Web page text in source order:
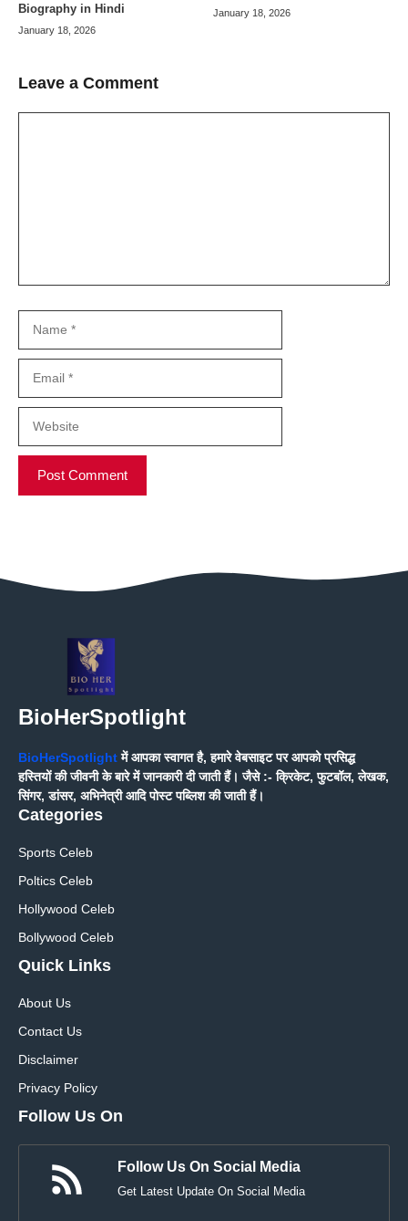
Biography in Hindi
January 18, 2026
January 18, 2026
Leave a Comment
BioHerSpotlight
BioHerSpotlightमें आपका स्वागत है, हमारे वेबसाइट पर आपको प्रसिद्ध
हस्तियों की जीवनी के बारे में जानकारी दी जाती हैं। जैसे :- क्रिकेट, फुटबॉल, लेखक,
सिंगर, डांसर, अभिनेत्री आदि पोस्ट पब्लिश की जाती हैं।
Categories
Sports Celeb
Poltics Celeb
Hollywood Celeb
Bollywood Celeb
Quick Links
About Us
Contact Us
Disclaimer
Privacy Policy
Follow Us On
Follow Us On Social Media
Get Latest Update On Social Media